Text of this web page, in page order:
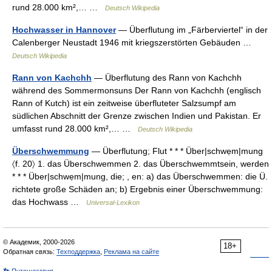
rund 28.000 km²,… …
Deutsch Wikipedia
Hochwasser in Hannover— Überflutung im „Färberviertel“ in der
Calenberger Neustadt 1946 mit kriegszerstörten Gebäuden …
Deutsch Wikipedia
Rann von Kachchh — Überflutung des Rann von Kachchh
während des Sommermonsuns Der Rann von Kachchh (englisch
Rann of Kutch) ist ein zeitweise überfluteter Salzsumpf am
südlichen Abschnitt der Grenze zwischen Indien und Pakistan. Er
umfasst rund 28.000 km²,… …
Deutsch Wikipedia
Überschwemmung — Überflutung; Flut * * * Über|schwẹm|mung
〈f. 20〉 1. das Überschwemmen 2. das Überschwemmtsein, werden
* * * Über|schwẹm|mung, die; , en: a) das Überschwemmen: die Ü.
richtete große Schäden an; b) Ergebnis einer Überschwemmung:
das Hochwass …
Universal-Lexikon
18+
© Академик, 2000-2026
Обратная связь: Техподдержка Реклама на сайте